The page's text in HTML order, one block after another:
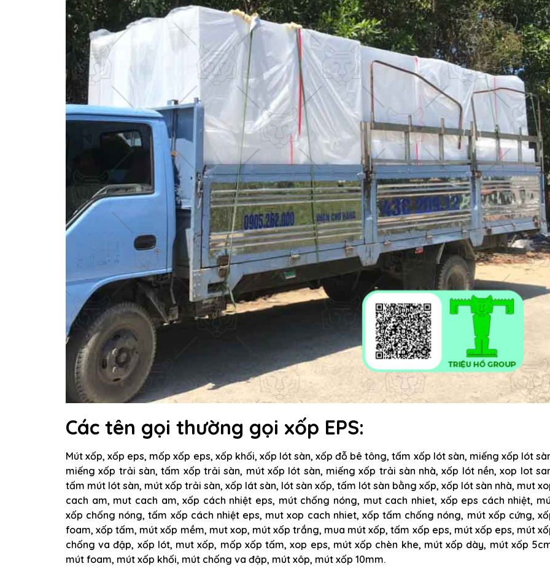
Các tên gọi thường gọi xốp EPS:
Mút xốp, xốp eps, mốp xốp eps, xốp khối, xốp lót sàn, xốp đỗ bê tông, tấm xốp lót sàn, miếng xốp lót
miếng xốp trải sàn, tấm xốp trải sàn, mút xốp lót sàn, miếng xốp trải sàn nhà, xốp lót nền, xop lot
tấm mút lót sàn, mút xốp trải sàn, xốp lát sàn, lót sàn xốp, tấm lót sàn bằng xốp, xốp lót sàn nhà, mut
cach am, mut cach am, xốp cách nhiệt eps, mút chống nóng, mut cach nhiet, xốp eps cách nhiệt,
xốp chống nóng, tấm xốp cách nhiệt eps, mut xop cach nhiet, xốp tấm chống nóng, mút xốp cứng,
foam, xốp tấm, mút xốp mềm, mut xop, mút xốp trắng, mua mút xốp, tấm xốp eps, mút xốp eps, mút
chống va đập, xốp lót, mut xốp, mốp xốp tấm, xop eps, mút xốp chèn khe, mút xốp dày, mút xốp
mút foam, mút xốp khối, mút chống va đập, mút xôp, mút xốp 10mm.